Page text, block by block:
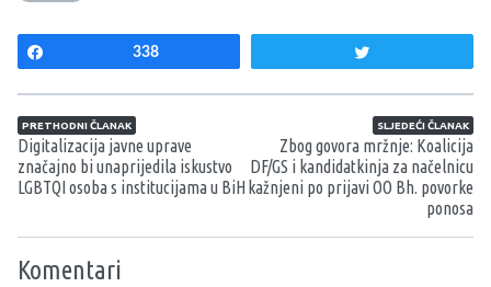
338
Navigacija članaka
PRETHODNI ČLANAK
Digitalizacija javne uprave
značajno bi unaprijedila iskustvo
LGBTQI osoba s institucijama u BiH
SLJEDEĆI ČLANAK
Zbog govora mržnje: Koalicija
DF/GS i kandidatkinja za načelnicu
kažnjeni po prijavi OO Bh. povorke
ponosa
Komentari